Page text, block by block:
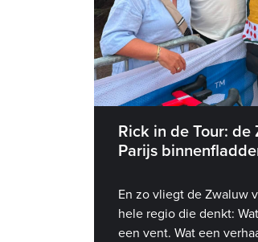
Rick in de Tour: de
Parijs
En zo vliegt de Zwaluw
hele regio die denkt:
een vent. Wat een